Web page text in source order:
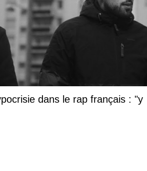
dans le rap français : "y